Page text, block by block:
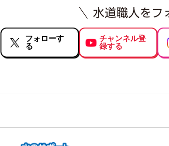
フォローす
る
チャンネル登
録する